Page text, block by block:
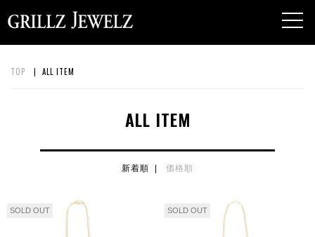
TOP | ALL ITEM
ALL ITEM
新着順 | 価格順
SOLD OUT SOLD OUT